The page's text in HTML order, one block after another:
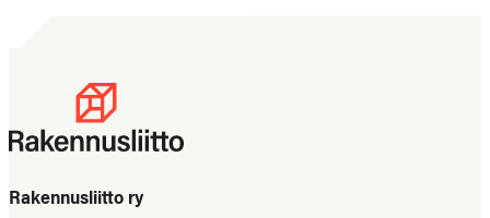
Rakennusliitto ry